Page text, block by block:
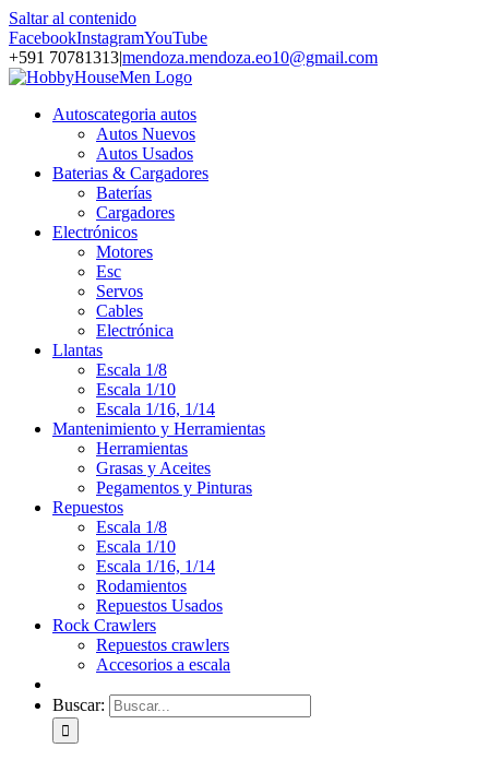
Saltar al contenido
FacebookInstagramYouTube
+591 70781313|mendoza.mendoza.eo10@gmail.com
Autoscategoria autos
Autos Nuevos
Autos Usados
Baterias & Cargadores
Baterías
Cargadores
Electrónicos
Motores
Esc
Servos
Cables
Electrónica
Llantas
Escala 1/8
Escala 1/10
Escala 1/16, 1/14
Mantenimiento y Herramientas
Herramientas
Grasas y Aceites
Pegamentos y Pinturas
Repuestos
Escala 1/8
Escala 1/10
Escala 1/16, 1/14
Rodamientos
Repuestos Usados
Rock Crawlers
Repuestos crawlers
Accesorios a escala
Buscar: